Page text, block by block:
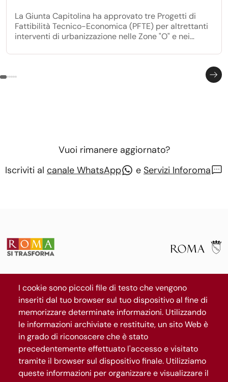
La Giunta Capitolina ha approvato tre Progetti di
Fattibilità Tecnico-Economica (PFTE) per altrettanti
interventi di urbanizzazione nelle Zone "O" e nei
oltre 1 milione di euro alla realizzazione di opere
Vuoi rimanere aggiornato?
Iscriviti al canale WhatsApp e Servizi Inforoma
Il progetto
News
Segui Roma Capitale
Iscriviti al canale WhatsApp
I cookie sono piccoli file di testo che vengono
inseriti dal tuo browser sul tuo dispositivo al fine di
memorizzare determinate informazioni. Utilizzando
le informazioni archiviate e restituite, un sito Web è
in grado di riconoscere che è stato
precedentemente effettuato l'accesso e visitato
tramite il browser sul dispositivo finale. Utilizziamo
queste informazioni per organizzare e visualizzare il